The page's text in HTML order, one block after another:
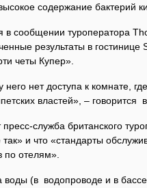
содержание бактерий
в сообщении туроператора
результаты в
четы Купер».
него нет доступа к комнате,
властей», –
служба британского
и что «стандарты
по отелям».
воды (в водопроводе и в